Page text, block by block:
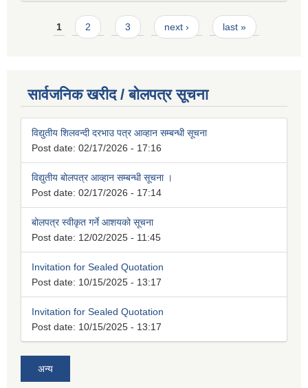
Pages
1 2 3 next › last »
सार्वजनिक खरीद / बोलपत्र सूचना
विद्युतीय शिलवन्दी दरभाउ पत्र आव्हान सम्बन्धी सूचना
Post date: 02/17/2026 - 17:16
विद्युतीय बोलपत्र आव्हान सम्बन्धी सूचना ।
Post date: 02/17/2026 - 17:14
बोलपत्र स्वीकृत गर्ने आशयको सूचना
Post date: 12/02/2025 - 11:45
Invitation for Sealed Quotation
Post date: 10/15/2025 - 13:17
Invitation for Sealed Quotation
Post date: 10/15/2025 - 13:17
अन्य